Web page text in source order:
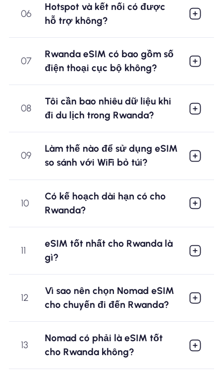
06
Hotspot và kết nối có được
hỗ trợ không?
07
Rwanda eSIM có bao gồm số
điện thoại cục bộ không?
08
Tôi cần bao nhiêu dữ liệu khi
đi du lịch trong Rwanda?
09
Làm thế nào để sử dụng eSIM
so sánh với WiFi bỏ túi?
10
Có kế hoạch dài hạn có cho
Rwanda?
11
eSIM tốt nhất cho Rwanda là
gì?
12
Vì sao nên chọn Nomad eSIM
cho chuyến đi đến Rwanda?
13
Nomad có phải là eSIM tốt
cho Rwanda không?